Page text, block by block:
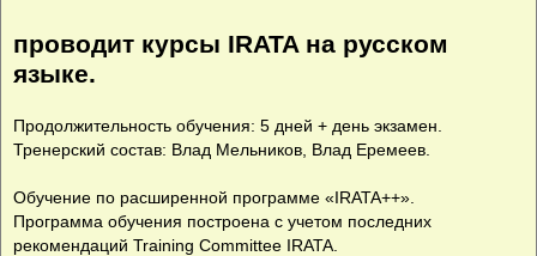
проводит курсы IRATA на русском
языке.
Продолжительность обучения: 5 дней + день экзамен.
Тренерский состав: Влад Мельников, Влад Еремеев.
Обучение по расширенной программе «IRATA++».
Программа обучения построена с учетом последних
рекомендаций Training Committee IRATA.